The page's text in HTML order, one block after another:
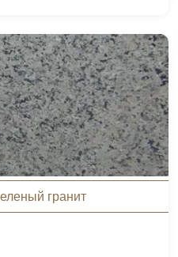
гранит